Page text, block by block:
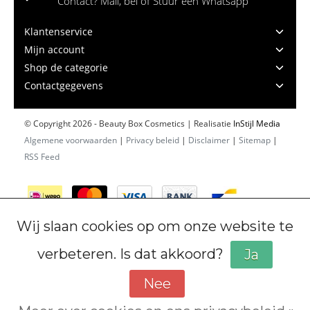
Klantenservice
Mijn account
Shop de categorie
Contactgegevens
© Copyright 2026 - Beauty Box Cosmetics | Realisatie InStijl Media
Algemene voorwaarden | Privacy beleid | Disclaimer | Sitemap |
RSS Feed
Wij slaan cookies op om onze website te
verbeteren. Is dat akkoord?
Ja
Nee